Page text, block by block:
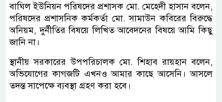
বাঘিল ইউনিয়ন পরিষদের প্রশাসক মো. মেহেদী হাসান বলেন,
পরিষদের প্রশাসনিক কর্মকর্তা মো. সামাউন কবিরের বিরুদ্ধে
অনিয়ম, দুর্নীতির বিষয়ে লিখিত আবেদনের বিষয়ে আমি কিছু
জানি না।
স্থানীয় সরকারের উপপরিচালক মো. শিহাব রায়হান বলেন,
অভিযোগের কাগজটি এখনও আমার কাছে আসেনি। আসলে
তদন্ত সাপেক্ষে ব্যবস্থা গ্রহণ করা হবে।